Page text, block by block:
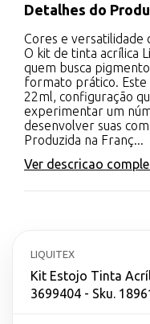
Detalhes do
Cores e versatilidade
O kit de tinta acrílica
quem busca
formato prático. Este
22ml, configuração
experimentar um
desenvolver suas
Produzida na Franç...
Ver descricao
LIQUITEX
Kit Estojo Tinta
3699404 - Sku.